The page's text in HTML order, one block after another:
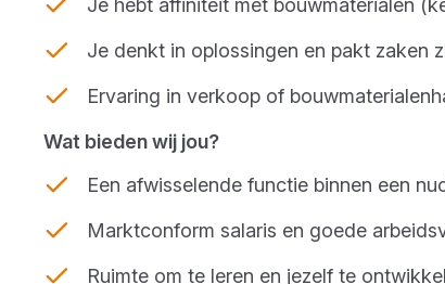
Je hebt affiniteit met bouwmaterialen
Je denkt in oplossingen en pakt zaken
Ervaring in verkoop of
Wat bieden wij jou?
Een afwisselende functie binnen een
Marktconform salaris en goede
Ruimte om te leren en jezelf te